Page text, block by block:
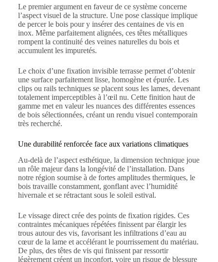
Le premier argument en faveur de ce système concerne
l’aspect visuel de la structure. Une pose classique implique
de percer le bois pour y insérer des centaines de vis en
inox. Même parfaitement alignées, ces têtes métalliques
rompent la continuité des veines naturelles du bois et
accumulent les impuretés.
Le choix d’une fixation invisible terrasse permet d’obtenir
une surface parfaitement lisse, homogène et épurée. Les
clips ou rails techniques se placent sous les lames, devenant
totalement imperceptibles à l’œil nu. Cette finition haut de
gamme met en valeur les nuances des différentes essences
de bois sélectionnées, créant un rendu visuel contemporain
très recherché.
Une durabilité renforcée face aux variations climatiques
Au-delà de l’aspect esthétique, la dimension technique joue
un rôle majeur dans la longévité de l’installation. Dans
notre région soumise à de fortes amplitudes thermiques, le
bois travaille constamment, gonflant avec l’humidité
hivernale et se rétractant sous le soleil estival.
Le vissage direct crée des points de fixation rigides. Ces
contraintes mécaniques répétées finissent par élargir les
trous autour des vis, favorisant les infiltrations d’eau au
cœur de la lame et accélérant le pourrissement du matériau.
De plus, des têtes de vis qui finissent par ressortir
légèrement créent un inconfort, voire un risque de blessure